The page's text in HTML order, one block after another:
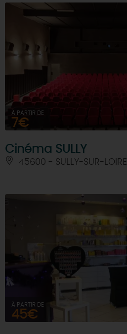
À PARTIR DE
7€
Cinéma SULLY
45600 - SULLY-SUR-LOIRE
À PARTIR DE
45€